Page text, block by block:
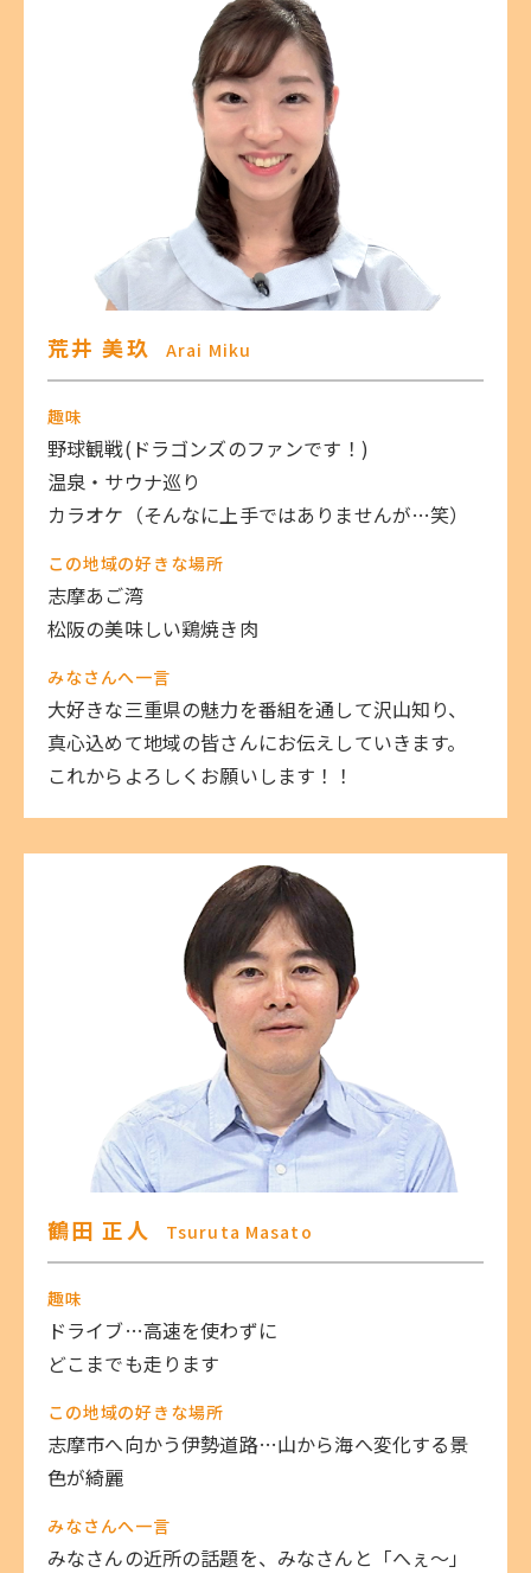
荒井 美玖 Arai Miku
趣味
野球観戦(ドラゴンズのファンです！)
温泉・サウナ巡り
カラオケ（そんなに上手ではありませんが…笑）
この地域の好きな場所
志摩あご湾
松阪の美味しい鶏焼き肉
みなさんへ一言
大好きな三重県の魅力を番組を通して沢山知り、
真心込めて地域の皆さんにお伝えしていきます。
これからよろしくお願いします！！
鶴田 正人 Tsuruta Masato
趣味
ドライブ…高速を使わずに
どこまでも走ります
この地域の好きな場所
志摩市へ向かう伊勢道路…山から海へ変化する景
色が綺麗
みなさんへ一言
みなさんの近所の話題を、みなさんと「へぇ～」